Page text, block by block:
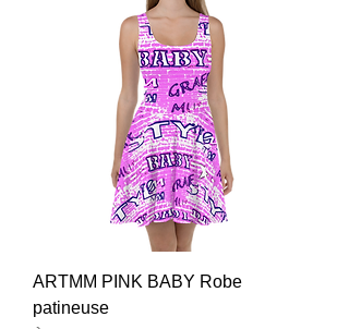
ARTMM PINK BABY Robe
patineuse